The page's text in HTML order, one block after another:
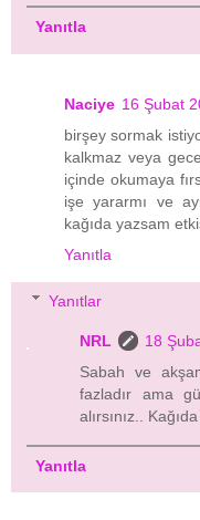
Yanıtla
Naciye 16 Şubat
birşey sormak
kalkmaz veya
içinde okumaya
işe yararmı ve
kağıda yazsam
Yanıtla
Yanıtlar
NRL
18
Sabah ve
fazladır ama
alırsınız..
Yanıtla